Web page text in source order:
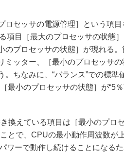
セッサの電源管理］という項目
項目［最大のプロセッサの状態
のプロセッサの状態］が現れる。
ッター、［最小のプロセッサの
ちなみに、“バランス”での標準
最小のプロセッサの状態］が“5％
換えている項目は［最小のプロ
とで、CPUの最小動作周波数が
ワーで動作し続けることになる